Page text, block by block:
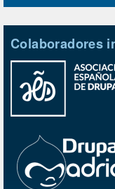
Colaboradores